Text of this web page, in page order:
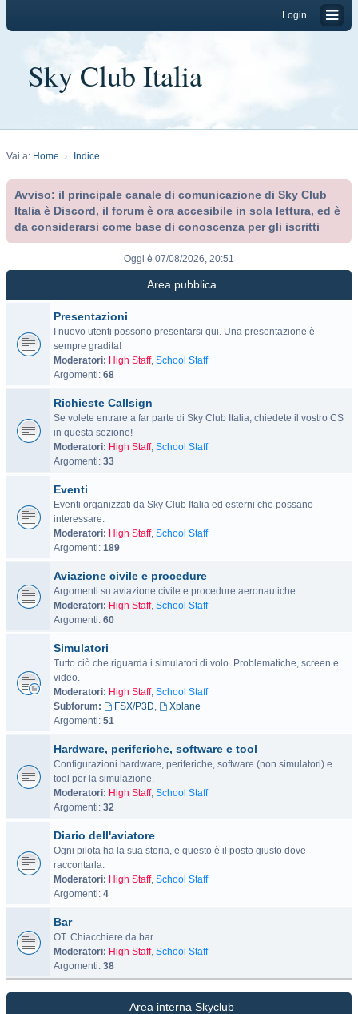
Login
Sky Club Italia
Vai a: Home Indice
Avviso: il principale canale di comunicazione di Sky Club
Italia è Discord, il forum è ora accesibile in sola lettura, ed è
da considerarsi come base di conoscenza per gli iscritti
Oggi è 07/08/2026, 20:51
Area pubblica
Presentazioni
I nuovo utenti possono presentarsi qui. Una presentazione è
sempre gradita!
Moderatori: High Staff, School Staff
Argomenti: 68
Richieste Callsign
Se volete entrare a far parte di Sky Club Italia, chiedete il vostro CS
in questa sezione!
Moderatori: High Staff, School Staff
Argomenti: 33
Eventi
Eventi organizzati da Sky Club Italia ed esterni che possano
interessare.
Moderatori: High Staff, School Staff
Argomenti: 189
Aviazione civile e procedure
Argomenti su aviazione civile e procedure aeronautiche.
Moderatori: High Staff, School Staff
Argomenti: 60
Simulatori
Tutto ciò che riguarda i simulatori di volo. Problematiche, screen e
video.
Moderatori: High Staff, School Staff
Subforum:
FSX/P3D,
Xplane
Argomenti: 51
Hardware, periferiche, software e tool
Configurazioni hardware, periferiche, software (non simulatori) e
tool per la simulazione.
Moderatori: High Staff, School Staff
Argomenti: 32
Diario dell'aviatore
Ogni pilota ha la sua storia, e questo è il posto giusto dove
raccontarla.
Moderatori: High Staff, School Staff
Argomenti: 4
Bar
OT. Chiacchiere da bar.
Moderatori: High Staff, School Staff
Argomenti: 38
Area interna Skyclub